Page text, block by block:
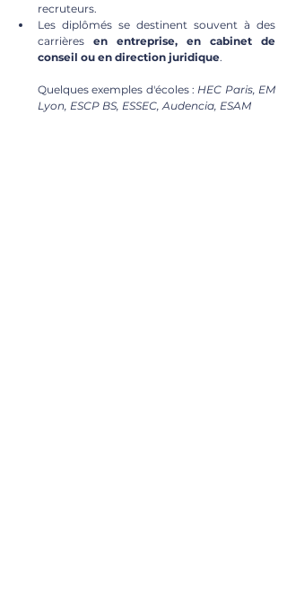
recruteurs.
Les diplômés se destinent souvent à des
carrières en entreprise, en cabinet de
conseil ou en direction juridique.
Quelques exemples d'écoles : HEC Paris, EM
Lyon, ESCP BS, ESSEC, Audencia, ESAM